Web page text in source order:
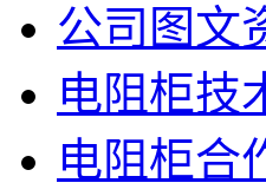
公司图文
电阻柜技
电阻柜合